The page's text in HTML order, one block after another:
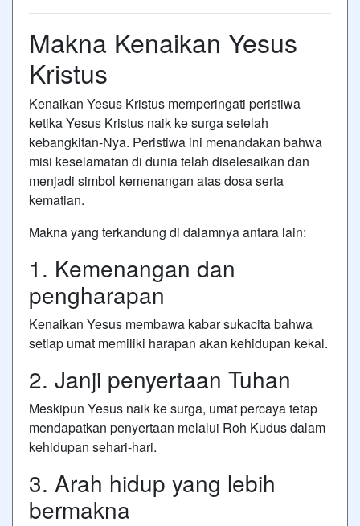
Makna Kenaikan Yesus
Kristus
Kenaikan Yesus Kristus memperingati peristiwa
ketikaYesus Kristus naik ke surga setelah
kebangkitan-Nya. Peristiwa ini menandakan bahwa
misi keselamatan di dunia telah diselesaikan dan
menjadi simbol kemenangan atas dosa serta
kematian.
Makna yang terkandung di dalamnya antara lain:
1. Kemenangan dan
pengharapan
Kenaikan Yesus membawa kabar sukacita bahwa
setiap umat memiliki harapan akan kehidupan kekal.
2. Janji penyertaan Tuhan
Meskipun Yesus naik ke surga, umat percaya tetap
mendapatkan penyertaan melalui Roh Kudus dalam
kehidupan sehari-hari.
3. Arah hidup yang lebih
bermakna